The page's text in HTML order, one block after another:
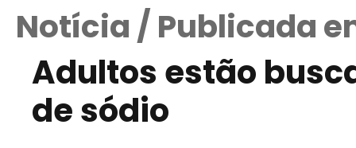
Notícia / Publicada
Adultos estão
de sódio